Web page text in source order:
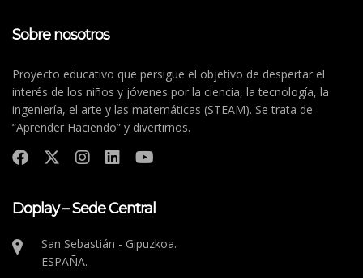
Sobre nosotros
Proyecto educativo que persigue el objetivo de despertar el
interés de los niños y jóvenes por la ciencia, la tecnología, la
ingeniería, el arte y las matemáticas (STEAM). Se trata de
“Aprender Haciendo” y divertirnos.
Doplay – Sede Central
San Sebastián - Gipuzkoa.
ESPAÑA.